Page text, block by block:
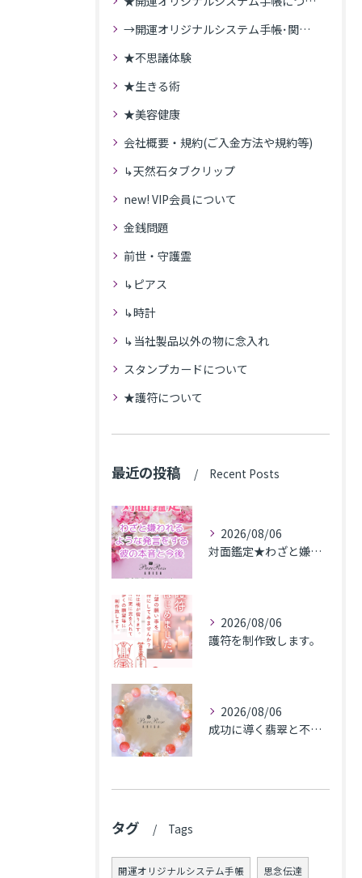
→開運オリジナルシステム手帳･関連記事
★不思議体験
★生きる術
★美容健康
会社概要・規約(ご入金方法や規約等)
↳天然石タブクリップ
new! VIP会員について
金銭問題
前世・守護霊
↳ピアス
↳時計
↳当社製品以外の物に念入れ
スタンプカードについて
★護符について
最近の投稿 Recent Posts
2026/08/06
対面鑑定★わざと嫌われるような発言をする彼の本音と今後★埼玉県M.K様
2026/08/06
護符を制作致します。
2026/08/06
成功に導く翡翠と不安解消のカルセドニー､魅力アップのローズクォーツのブレス★東京都N.K様
タグ Tags
開運オリジナルシステム手帳 思念伝達